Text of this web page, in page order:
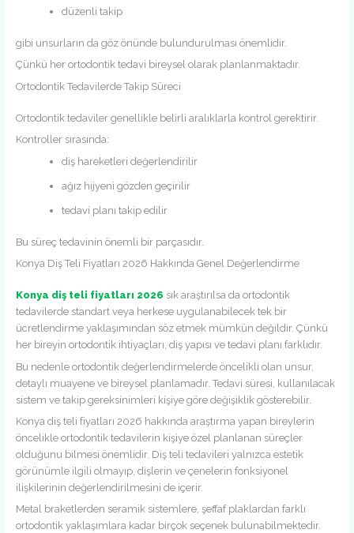
düzenli takip
gibi unsurların da göz önünde bulundurulması önemlidir.
Çünkü her ortodontik tedavi bireysel olarak planlanmaktadır.
Ortodontik Tedavilerde Takip Süreci
Ortodontik tedaviler genellikle belirli aralıklarla kontrol gerektirir.
Kontroller sırasında:
diş hareketleri değerlendirilir
ağız hijyeni gözden geçirilir
tedavi planı takip edilir
Bu süreç tedavinin önemli bir parçasıdır.
Konya Diş Teli Fiyatları 2026 Hakkında Genel Değerlendirme
Konya diş teli fiyatları 2026 sık araştırılsa da ortodontik
tedavilerde standart veya herkese uygulanabilecek tek bir
ücretlendirme yaklaşımından söz etmek mümkün değildir. Çünkü
her bireyin ortodontik ihtiyaçları, diş yapısı ve tedavi planı farklıdır.
Bu nedenle ortodontik değerlendirmelerde öncelikli olan unsur,
detaylı muayene ve bireysel planlamadır. Tedavi süresi, kullanılacak
sistem ve takip gereksinimleri kişiye göre değişiklik gösterebilir.
Konya diş teli fiyatları 2026 hakkında araştırma yapan bireylerin
öncelikle ortodontik tedavilerin kişiye özel planlanan süreçler
olduğunu bilmesi önemlidir. Diş teli tedavileri yalnızca estetik
görünümle ilgili olmayıp, dişlerin ve çenelerin fonksiyonel
ilişkilerinin değerlendirilmesini de içerir.
Metal braketlerden seramik sistemlere, şeffaf plaklardan farklı
ortodontik yaklaşımlara kadar birçok seçenek bulunabilmektedir.